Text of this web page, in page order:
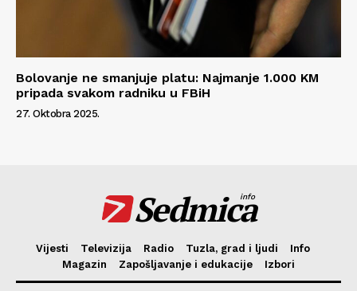
Bolovanje ne smanjuje platu: Najmanje 1.000 KM
pripada svakom radniku u FBiH
27. Oktobra 2025.
Sedmica
info
Vijesti Televizija Radio Tuzla, grad i ljudi
Info
Magazin
Zapošljavanje i edukacije Izbori